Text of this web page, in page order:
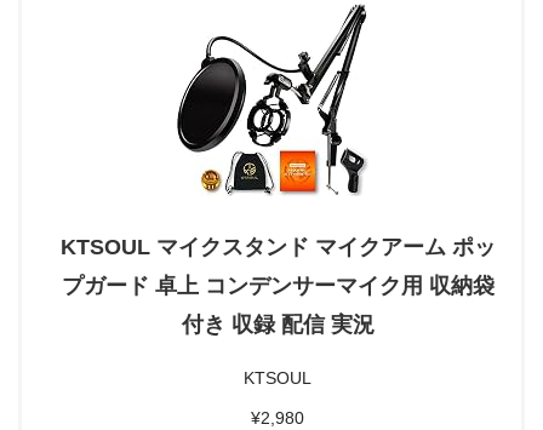
KTSOUL マイクスタンド マイクアーム ポッ
プガード 卓上 コンデンサーマイク用 収納袋
付き 収録 配信 実況
KTSOUL
¥2,980